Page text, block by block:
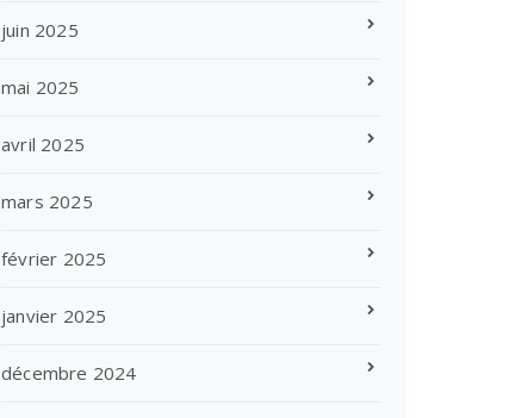
juin 2025
mai 2025
avril 2025
mars 2025
février 2025
janvier 2025
décembre 2024